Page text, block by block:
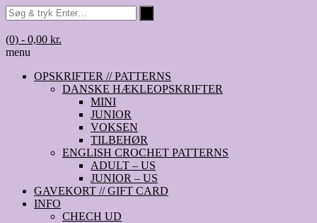
(0) - 0,00 kr.
menu
OPSKRIFTER // PATTERNS
DANSKE HÆKLEOPSKRIFTER
MINI
JUNIOR
VOKSEN
TILBEHØR
ENGLISH CROCHET PATTERNS
ADULT – US
JUNIOR – US
GAVEKORT // GIFT CARD
INFO
CHECH UD